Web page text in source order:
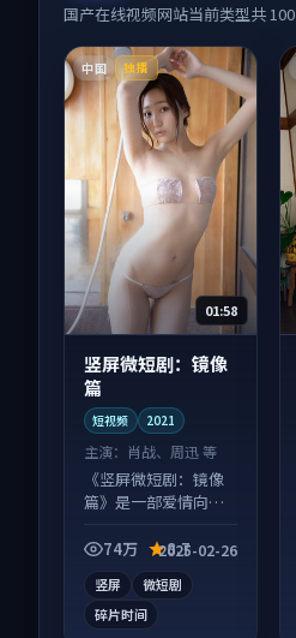
国产在线视频网站当前类型共 100
中国 独播
01:58
竖屏微短剧：镜像
篇
短视频 2021
主演： 肖战、周迅 等
《竖屏微短剧：镜像
篇》是一部爱情向短
发酵，适合周末一口
74万 8.7
2025-02-26
竖屏
微短剧
碎片时间